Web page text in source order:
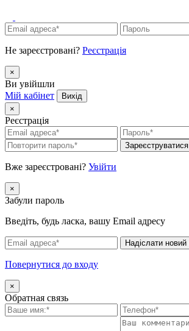
Не зареєстровані? Реєстрація
×
Ви увійшли
Мій кабінет
Вихід
×
Реєстрація
Зареєструватися
Вже зареєстровані? Увійти
×
Забули пароль
Введіть, будь ласка, вашу Email адресу
Повернутися до входу
×
Обратная связь